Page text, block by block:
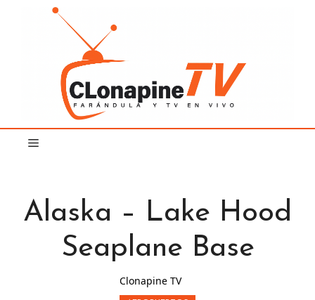
Alaska – Lake Hood
Seaplane Base
Clonapine TV